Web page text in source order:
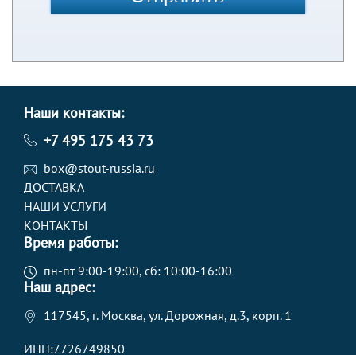
Наши контакты:
+7 495 175 43 73
box@stout-russia.ru
ДОСТАВКА
НАШИ УСЛУГИ
КОНТАКТЫ
Время работы:
пн-пт 9:00-19:00, сб: 10:00-16:00
Наш адрес:
117545, г. Москва, ул. Дорожная, д.3, корп. 1
ИНН:7726749850